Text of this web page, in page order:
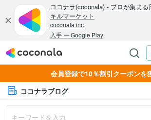
会員登録で10％割引クーポンを
ココナラブログ